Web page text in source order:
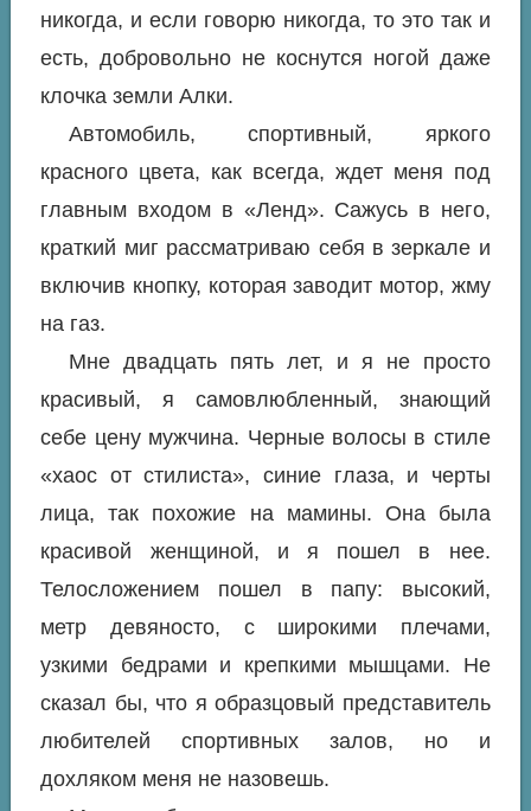
никогда, и если говорю никогда, то это так и
есть, добровольно не коснутся ногой даже
клочка земли Алки.
Автомобиль, спортивный, яркого
красного цвета, как всегда, ждет меня под
главным входом в «Ленд». Сажусь в него,
краткий миг рассматриваю себя в зеркале и
включив кнопку, которая заводит мотор, жму
на газ.
Мне двадцать пять лет, и я не просто
красивый, я самовлюбленный, знающий
себе цену мужчина. Черные волосы в стиле
«хаос от стилиста», синие глаза, и черты
лица, так похожие на мамины. Она была
красивой женщиной, и я пошел в нее.
Телосложением пошел в папу: высокий,
метр девяносто, с широкими плечами,
узкими бедрами и крепкими мышцами. Не
сказал бы, что я образцовый представитель
любителей спортивных залов, но и
дохляком меня не назовешь.